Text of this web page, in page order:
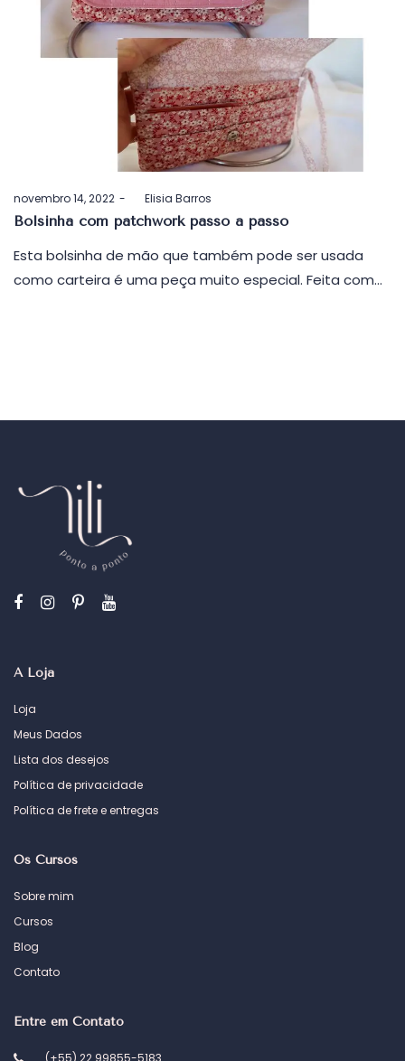
Postado
em
novembro 14, 2022 byElisia Barros
Bolsinha com patchwork passo a passo
Esta bolsinha de mão que também pode ser usada
como carteira é uma peça muito especial. Feita com…
A Loja
Loja
Meus Dados
Lista dos desejos
Política de privacidade
Política de frete e entregas
Os Cursos
Sobre mim
Cursos
Blog
Contato
Entre em Contato